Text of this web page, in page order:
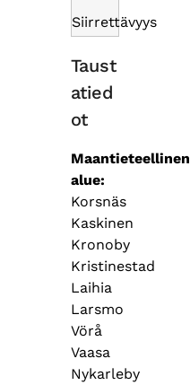
Siirrettävyys
Taust
atied
ot
Maantieteellinen
alue
Korsnäs
Kaskinen
Kronoby
Kristinestad
Laihia
Larsmo
Vörå
Vaasa
Nykarleby